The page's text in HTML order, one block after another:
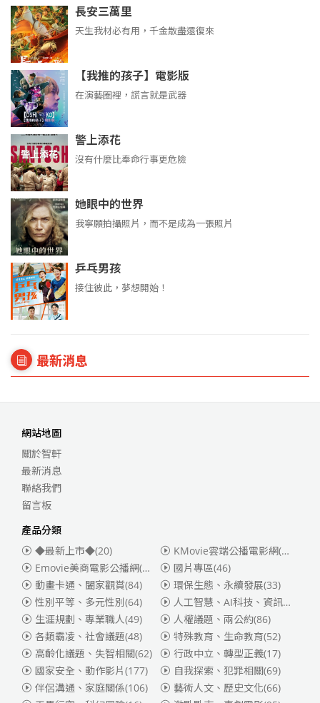
長安三萬里
天生我材必有用，千金散盡還復來
【我推的孩子】電影版
在演藝圈裡，謊言就是武器
警上添花
沒有什麼比奉命行事更危險
她眼中的世界
我寧願拍攝照片，而不是成為一張照片
乒乓男孩
接住彼此，夢想開始！
最新消息
網站地圖
關於智軒
最新消息
聯絡我們
留言板
產品分類
◆最新上市◆(20)
KMovie雲端公播電影網(迪士尼、福斯、索尼)
Emovie美商電影公播網(華納)
(186)
國片專區(46)
動畫卡通、闔家觀賞(84) 環保生態、永續發展(33)
性別平等、多元性別(64) 人工智慧、AI科技、資訊安全
生涯規劃、專業職人(49) 人權議題、兩公約(86)
各類霸凌、社會議題(48) 特殊教育、生命教育(52)
高齡化議題、失智相關(62) 行政中立、轉型正義(17)
國家安全、動作影片(177) 自我探索、犯罪相關(69)
伴侶溝通、家庭關係(106) 藝術人文、歷史文化(66)